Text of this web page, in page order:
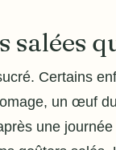
Certains
un œuf
une